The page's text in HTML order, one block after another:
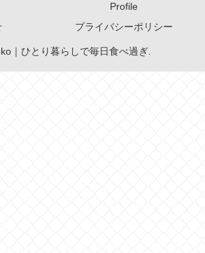
Profile
プライバシーポリシー
｜ひとり暮らしで毎日食べ過ぎ.